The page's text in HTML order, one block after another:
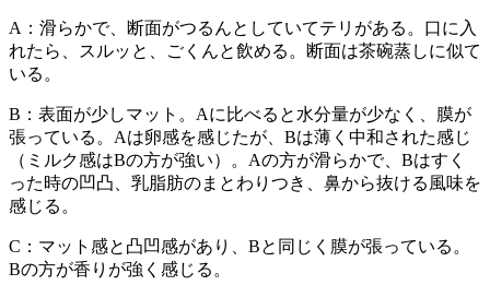
A：滑らかで、断面がつるんとしていてテリがある。口に入
れたら、スルッと、ごくんと飲める。断面は茶碗蒸しに似て
いる。
B：表面が少しマット。Aに比べると水分量が少なく、膜が
張っている。Aは卵感を感じたが、Bは薄く中和された感じ
（ミルク感はBの方が強い）。Aの方が滑らかで、Bはすく
った時の凹凸、乳脂肪のまとわりつき、鼻から抜ける風味を
感じる。
C：マット感と凸凹感があり、Bと同じく膜が張っている。
Bの方が香りが強く感じる。